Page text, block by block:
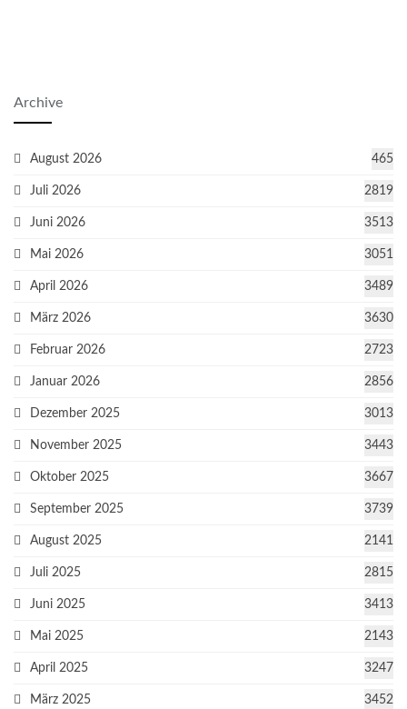
Archive
August 2026 465
Juli 2026 2819
Juni 2026 3513
Mai 2026 3051
April 2026 3489
März 2026 3630
Februar 2026 2723
Januar 2026 2856
Dezember 2025 3013
November 2025 3443
Oktober 2025 3667
September 2025 3739
August 2025 2141
Juli 2025 2815
Juni 2025 3413
Mai 2025 2143
April 2025 3247
März 2025 3452